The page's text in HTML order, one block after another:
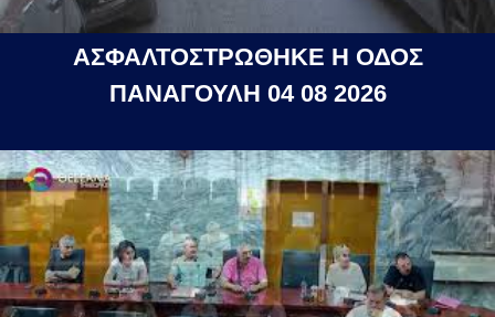
ΑΣΦΑΛΤΟΣΤΡΩΘΗΚΕ Η ΟΔΟΣ
ΠΑΝΑΓΟΥΛΗ 04 08 2026